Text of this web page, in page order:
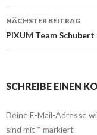
Navigation
NÄCHSTER BEITRAG
PIXUM Team
SCHREIBE EINEN
Deine E-Mail-Adresse
sind mit * markiert